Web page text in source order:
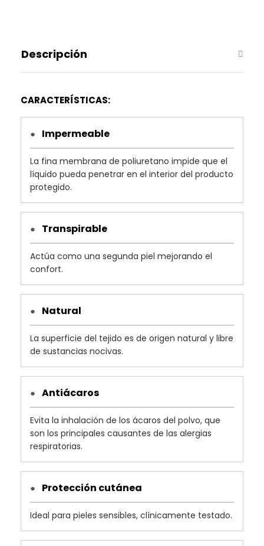
Descripción
CARACTERÍSTICAS:
● Impermeable
La fina membrana de poliuretano impide que el
líquido pueda penetrar en el interior del producto
protegido.
● Transpirable
Actúa como una segunda piel mejorando el
confort.
● Natural
La superficie del tejido es de origen natural y libre
de sustancias nocivas.
● Antiácaros
Evita la inhalación de los ácaros del polvo, que
son los principales causantes de las alergias
respiratorias.
● Protección cutánea
Ideal para pieles sensibles, clínicamente testado.